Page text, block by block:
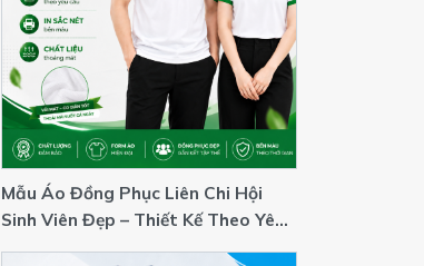
Mẫu Áo Đồng Phục Liên Chi Hội
Sinh Viên Đẹp – Thiết Kế Theo Yêu
Cầu 2026